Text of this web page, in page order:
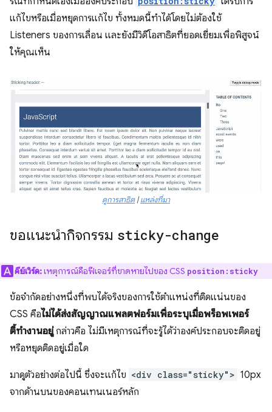
แก้ไขหรือเมื่อหยุดการแก้ไข ทั้งหมดนี้ทำได้โดยไม่ต้องใช้
Listeners ของการเลื่อน และยังมีวิดีโอสาธิตที่ยอดเยี่ยมเพื่อพิสูจน์
ให้คุณเห็น
ดูการสาธิต|แหล่งที่มา
ขอแนะนํากิจกรรม sticky-change
คีย์เวิร์ด:เหตุการณ์คือฟีเจอร์ที่ขาดหายไปของ CSS position:sticky
ข้อจํากัดอย่างหนึ่งที่พบได้จริงของการใช้ตําแหน่งที่ติดแน่นของ
CSS คือไม่ได้ส่งสัญญาณแพลตฟอร์มเพื่อระบุเมื่อพร็อพเพอร์
ตี้ทํางานอยู่กล่าวคือ ไม่มีเหตุการณ์ที่จะรู้ได้ว่าองค์ประกอบจะติดอยู่
หรือหยุดติดอยู่เมื่อใด
มาดูตัวอย่างต่อไปนี้ ซึ่งจะแก้ไข <div class="sticky"> 10px
จากด้านบนของคอนเทนเนอร์หลัก